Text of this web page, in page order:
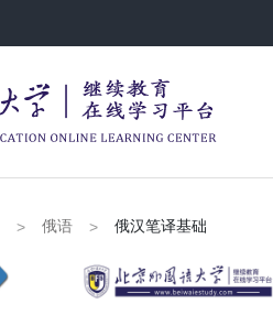
> 俄语 > 俄汉笔译基础